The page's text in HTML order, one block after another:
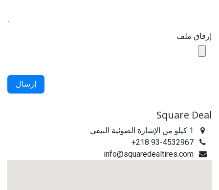
إرفاق ملف
إرسال
Square Deal
1 كيلو من الإشارة الضوئية البيفي
+218 93-4532967
info@squaredealtires.com